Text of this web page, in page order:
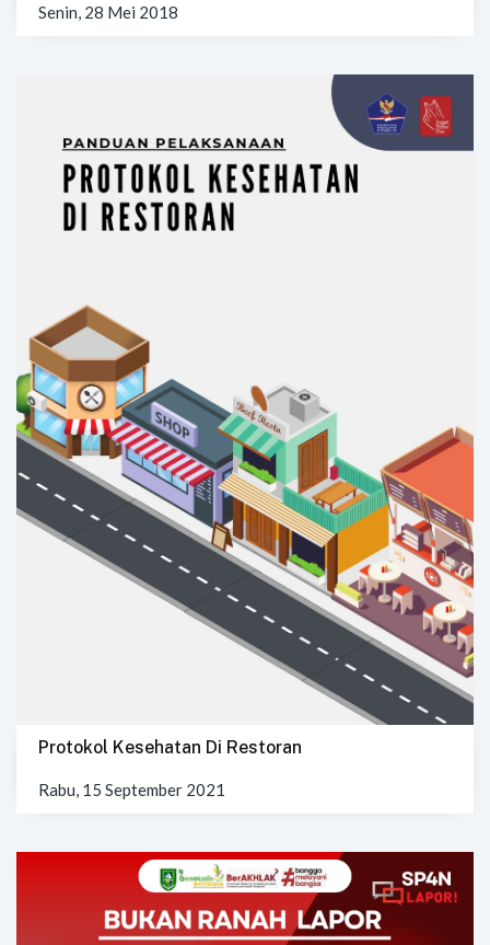
Senin, 28 Mei 2018
Protokol Kesehatan Di Restoran
Rabu, 15 September 2021